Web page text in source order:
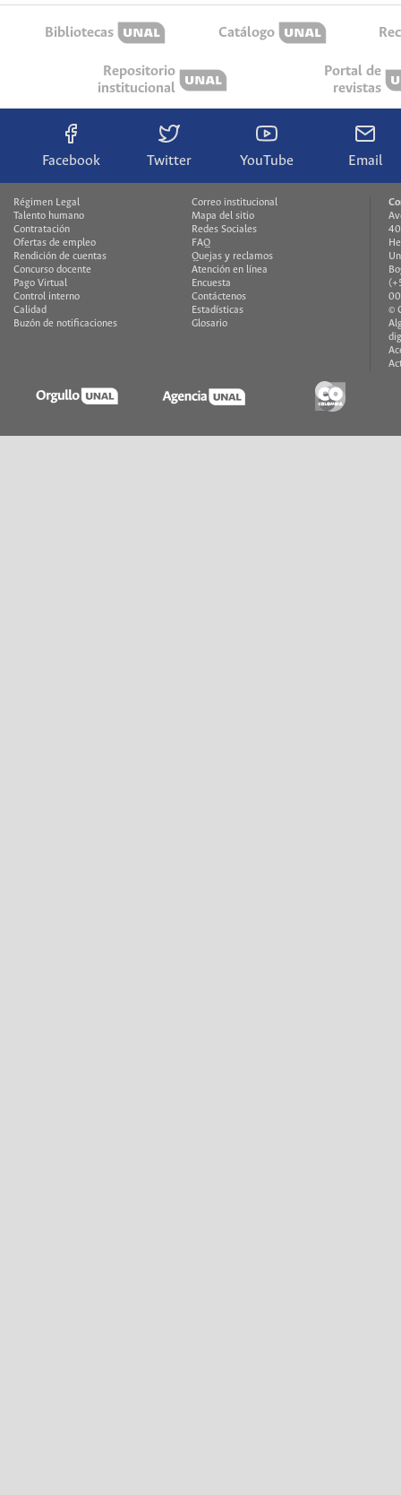
Bibliotecas Catálogo
Repositorio
institucional
Portal de
revistas
Facebook Twitter YouTube Email
Régimen Legal
Talento humano
Contratación
Ofertas de empleo
Rendición de cuentas
Concurso docente
Pago Virtual
Control interno
Calidad
Buzón de notificaciones
Correo institucional
Mapa del sitio
Redes Sociales
FAQ
Quejas y reclamos
Atención en línea
Encuesta
Contáctenos
Estadísticas
Glosario
©